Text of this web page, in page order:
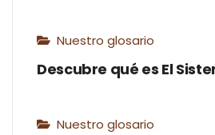
Nuestro glosario
Descubre qué es El
Nuestro glosario